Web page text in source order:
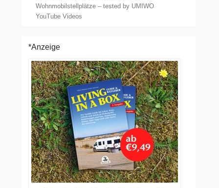
Wohnmobilstellplätze – tested by UMIWO
YouTube Videos
*Anzeige